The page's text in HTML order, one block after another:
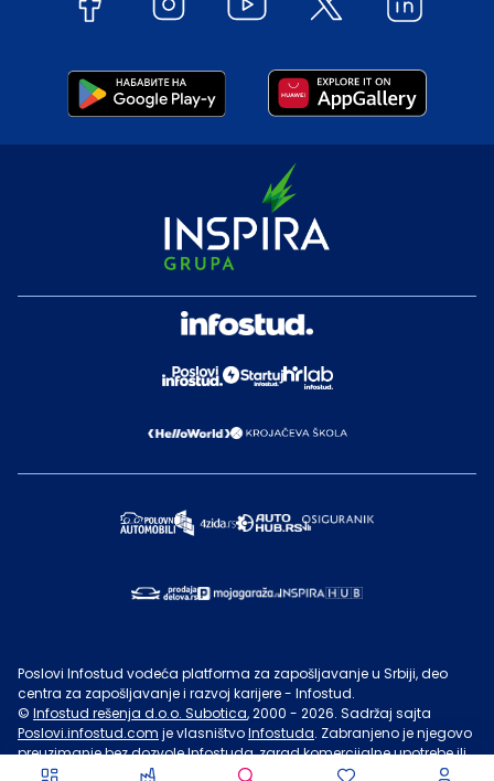
Poslovi Infostud vodeća platforma za zapošljavanje u Srbiji, deo
centra za zapošljavanje i razvoj karijere - Infostud.
© Infostud rešenja d.o.o. Subotica, 2000 - 2026. Sadržaj sajta
Poslovi.infostud.com je vlasništvoInfostuda. Zabranjeno je njegovo
preuzimanje bez dozvoleInfostuda, zarad komercijalne upotrebe ili
u druge svrhe, osim za lične potrebe posetilaca sajta.